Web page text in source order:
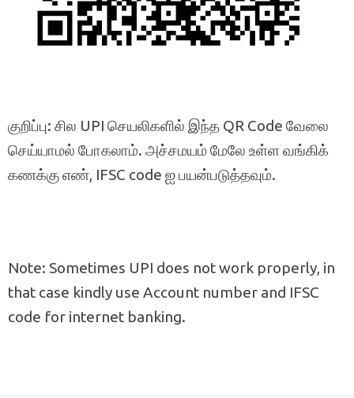
குறிப்பு: சில UPI செயலிகளில் இந்த QR Code வேலை
செய்யாமல் போகலாம். அச்சமயம் மேலே உள்ள வங்கிக்
கணக்கு எண், IFSC code ஐ பயன்படுத்தவும்.
Note: Sometimes UPI does not work properly, in
that case kindly use Account number and IFSC
code for internet banking.